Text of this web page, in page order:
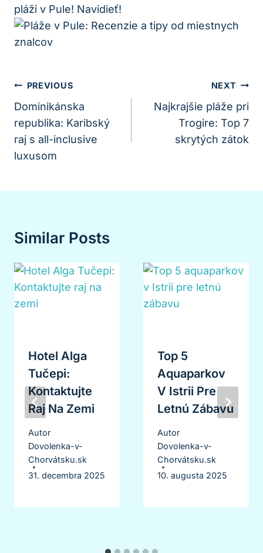
pláži v Pule! Navidieť!
Navigácia
V
Článku
PREVIOUS
Dominikánska
republika: Karibský
raj s all-inclusive
luxusom
NEXT
Najkrajšie pláže pri
Trogire: Top 7
skrytých zátok
Similar Posts
Hotel Alga
Tučepi:
Kontaktujte
Raj Na Zemi
Autor
Dovolenka-v-
Chorvátsku.sk
31. decembra 2025
Top 5
Aquaparkov
V Istrii Pre
Letnú Zábavu
Autor
Dovolenka-v-
Chorvátsku.sk
10. augusta 2025